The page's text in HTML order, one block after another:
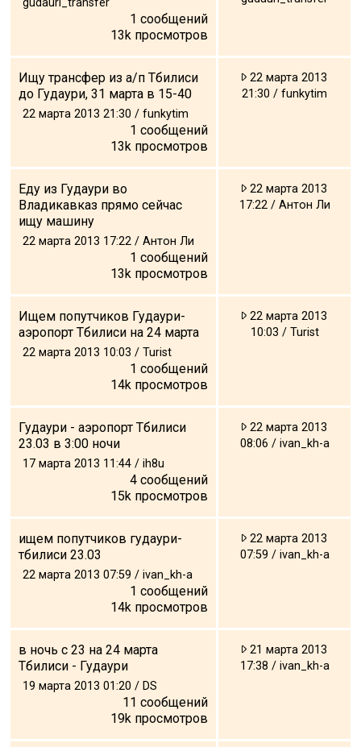
1 сообщений
13k просмотров
Ищу трансфер из а/п Тбилиси
до Гудаури, 31 марта в 15-40
22 марта 2013 21:30 / funkytim
1 сообщений
13k просмотров
22 марта 2013
21:30 / funkytim
Еду из Гудаури во
Владикавказ прямо сейчас
ищу машину
22 марта 2013 17:22 / Антон Ли
1 сообщений
13k просмотров
22 марта 2013
17:22 / Антон Ли
Ищем попутчиков Гудаури-
аэропорт Тбилиси на 24 марта
22 марта 2013 10:03 / Turist
1 сообщений
14k просмотров
22 марта 2013
10:03 / Turist
Гудаури - аэропорт Тбилиси
23.03 в 3:00 ночи
17 марта 2013 11:44 / ih8u
4 сообщений
15k просмотров
22 марта 2013
08:06 / ivan_kh-a
ищем попутчиков гудаури-
тбилиси 23.03
22 марта 2013 07:59 / ivan_kh-a
1 сообщений
14k просмотров
22 марта 2013
07:59 / ivan_kh-a
в ночь с 23 на 24 марта
Тбилиси - Гудаури
19 марта 2013 01:20 / DS
11 сообщений
19k просмотров
21 марта 2013
17:38 / ivan_kh-a